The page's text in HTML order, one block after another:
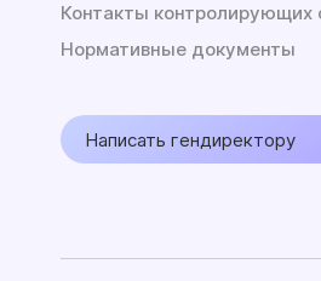
Контакты контролирующих
Нормативные документы
Написать гендиректору